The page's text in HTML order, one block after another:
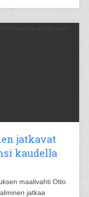
jatkavat
kaudella
maalivahti Otto
jatkaa